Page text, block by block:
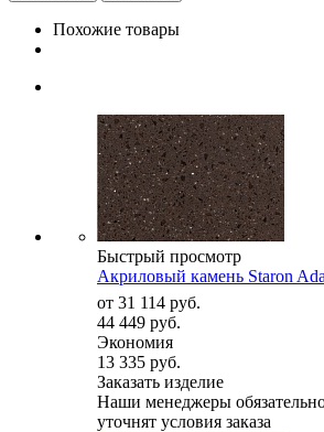
Похожие товары
Быстрый просмотр
Акриловый камень Staron
от 31 114 руб.
44 449 руб.
Экономия
13 335 руб.
Заказать изделие
Наши менеджеры
уточнят условия заказа